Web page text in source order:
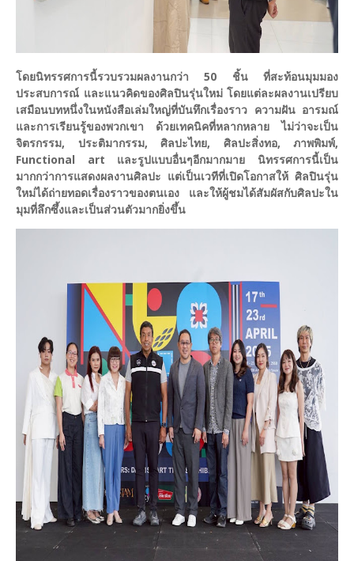
โดยนิทรรศการนี้รวบรวมผลงานกว่า 50 ชิ้น ที่สะท้อนมุมมอง
ประสบการณ์ และแนวคิดของศิลปินรุ่นใหม่ โดยแต่ละผลงานเปรียบ
เสมือนบทหนึ่งในหนังสือเล่มใหญ่ที่บันทึกเรื่องราว ความฝัน อารมณ์
และการเรียนรู้ของพวกเขา ด้วยเทคนิคที่หลากหลาย ไม่ว่าจะเป็น
จิตรกรรม, ประติมากรรม, ศิลปะไทย, ศิลปะสิ่งทอ, ภาพพิมพ์,
Functional art และรูปแบบอื่นๆอีกมากมาย นิทรรศการนี้เป็น
มากกว่าการแสดงผลงานศิลปะ แต่เป็นเวทีที่เปิดโอกาสให้ ศิลปินรุ่น
ใหม่ได้ถ่ายทอดเรื่องราวของตนเอง และให้ผู้ชมได้สัมผัสกับศิลปะใน
มุมที่ลึกซึ้งและเป็นส่วนตัวมากยิ่งขึ้น